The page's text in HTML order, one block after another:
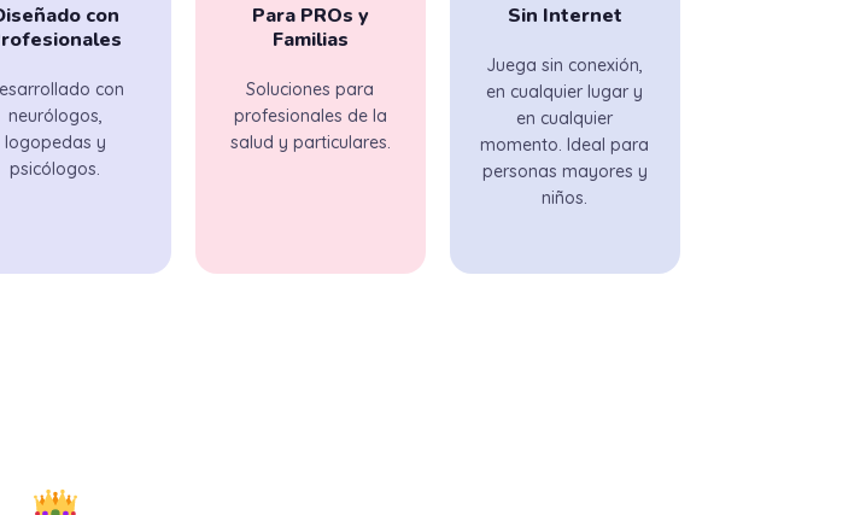
con
con
neurólogos,
logopedas y
psicólogos.
Para PROs y
Familias
Soluciones para
profesionales de la
salud y particulares.
Sin Internet
Juega sin conexión,
en cualquier lugar y
en cualquier
momento. Ideal para
personas mayores y
niños.